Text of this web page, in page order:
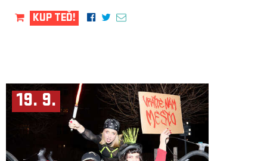
KUP TEĎ!
19. 9.